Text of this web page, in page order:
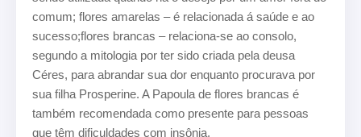
comum; flores amarelas – é relacionada á saúde e ao
sucesso;flores brancas – relaciona-se ao consolo,
segundo a mitologia por ter sido criada pela deusa
Céres, para abrandar sua dor enquanto procurava por
sua filha Prosperine. A Papoula de flores brancas é
também recomendada como presente para pessoas
que têm dificuldades com insônia.